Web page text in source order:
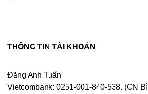
THÔNG TIN TÀI KHOẢN
Đặng Anh Tuấn
Vietcombank: 0251-001-840-538. (CN